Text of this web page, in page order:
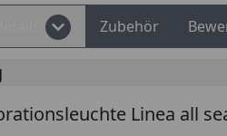
Zubehör
Linea all